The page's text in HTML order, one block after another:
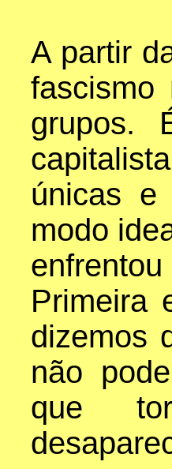
A partir
fascismo
grupos.
únicas e
modo
Primeira
dizemos
não
que